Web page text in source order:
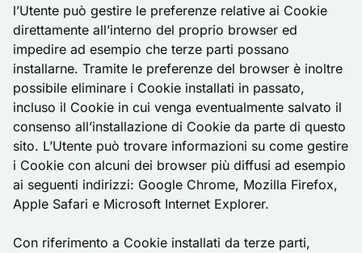
l’Utente può gestire le preferenze relative ai Cookie
direttamente all’interno del proprio browser ed
impedire ad esempio che terze parti possano
installarne. Tramite le preferenze del browser è inoltre
possibile eliminare i Cookie installati in passato,
incluso il Cookie in cui venga eventualmente salvato il
consenso all’installazione di Cookie da parte di questo
sito. L’Utente può trovare informazioni su come gestire
i Cookie con alcuni dei browser più diffusi ad esempio
ai seguenti indirizzi: Google Chrome, Mozilla Firefox,
Apple Safari e Microsoft Internet Explorer.
Con riferimento a Cookie installati da terze parti,